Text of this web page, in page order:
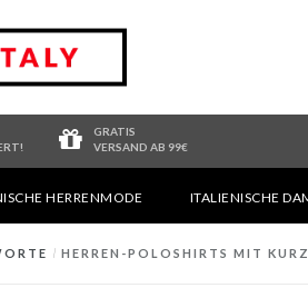
GRATIS
VERSAND AB 99€
HERRENMODE ITALIENISCHE
/ HERREN-POLOSHIRTS MIT